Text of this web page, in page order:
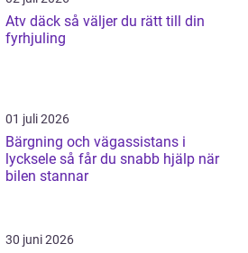
Atv däck så väljer du rätt till din
fyrhjuling
01 juli 2026
Bärgning och vägassistans i
lycksele så får du snabb hjälp när
bilen stannar
30 juni 2026